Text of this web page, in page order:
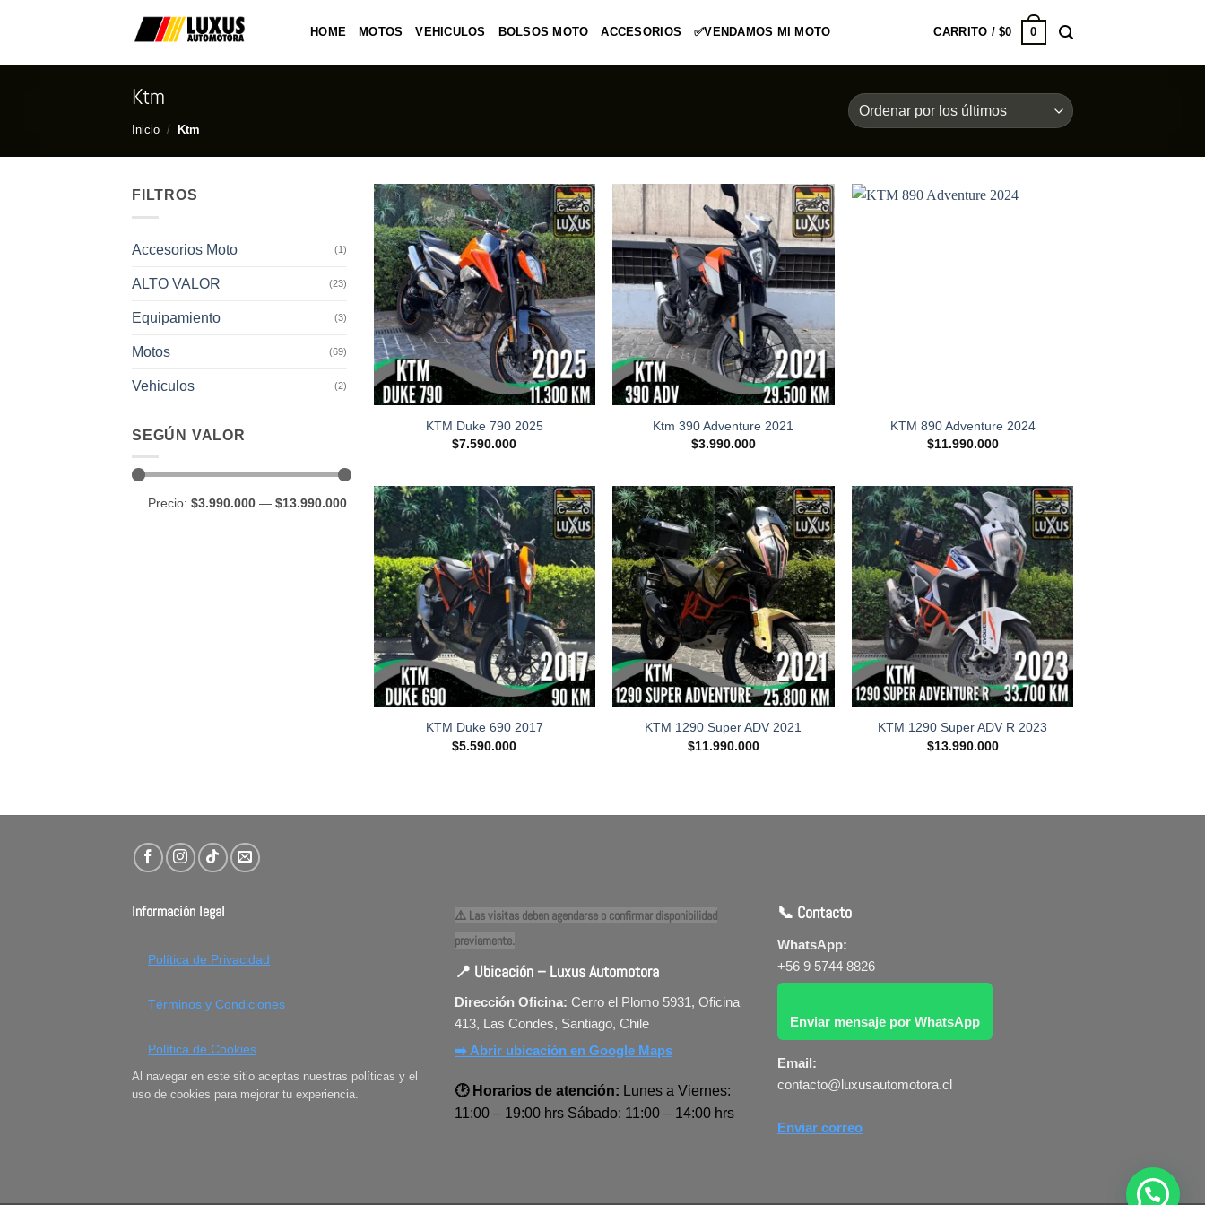
HOME MOTOS VEHICULOS BOLSOS MOTO ACCESORIOS ✅VENDAMOS MI MOTO CARRITO /$0 0
Ktm
Inicio / Ktm
FILTROS
Accesorios Moto (1)
ALTO VALOR (23)
Equipamiento (3)
Motos (69)
Vehiculos (2)
SEGÚN VALOR
Precio
mínimo
Precio
máximo
Precio: $3.990.000 — $13.990.000
KTM Duke 790 2025
$7.590.000
Ktm 390 Adventure 2021
$3.990.000
KTM 890 Adventure 2024
$11.990.000
KTM Duke 690 2017
$5.590.000
KTM 1290 Super ADV 2021
$11.990.000
KTM 1290 Super ADV R 2023
$13.990.000
Información legal
Política de Privacidad
Términos y Condiciones
Política de Cookies
Al navegar en este sitio aceptas nuestras políticas y el
uso de cookies para mejorar tu experiencia.
⚠️ Las visitas deben agendarse o confirmar disponibilidad
previamente.
📍 Ubicación – Luxus Automotora
Dirección Oficina: Cerro el Plomo 5931, Oficina
413, Las Condes, Santiago, Chile
➡️ Abrir ubicación en Google Maps
🕑 Horarios de atención: Lunes a Viernes:
11:00 – 19:00 hrs Sábado: 11:00 – 14:00 hrs
📞 Contacto
WhatsApp:
+56 9 5744 8826
Enviar mensaje por WhatsApp
Email:
contacto@luxusautomotora.cl
Enviar correo